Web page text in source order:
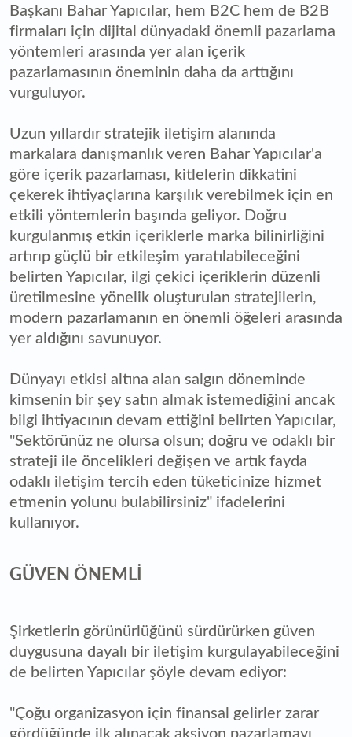
Başkanı Bahar Yapıcılar, hem B2C hem de B2B
firmaları için dijital dünyadaki önemli pazarlama
yöntemleri arasında yer alan içerik
pazarlamasının öneminin daha da arttığını
vurguluyor.
Uzun yıllardır stratejik iletişim alanında
markalara danışmanlık veren Bahar Yapıcılar'a
göre içerik pazarlaması, kitlelerin dikkatini
çekerek ihtiyaçlarına karşılık verebilmek için en
etkili yöntemlerin başında geliyor. Doğru
kurgulanmış etkin içeriklerle marka bilinirliğini
artırıp güçlü bir etkileşim yaratılabileceğini
belirten Yapıcılar, ilgi çekici içeriklerin düzenli
üretilmesine yönelik oluşturulan stratejilerin,
modern pazarlamanın en önemli öğeleri arasında
yer aldığını savunuyor.
Dünyayı etkisi altına alan salgın döneminde
kimsenin bir şey satın almak istemediğini ancak
bilgi ihtiyacının devam ettiğini belirten Yapıcılar,
"Sektörünüz ne olursa olsun; doğru ve odaklı bir
strateji ile öncelikleri değişen ve artık fayda
odaklı iletişim tercih eden tüketicinize hizmet
etmenin yolunu bulabilirsiniz" ifadelerini
kullanıyor.
GÜVEN ÖNEMLİ
Şirketlerin görünürlüğünü sürdürürken güven
duygusuna dayalı bir iletişim kurgulayabileceğini
de belirten Yapıcılar şöyle devam ediyor:
"Çoğu organizasyon için finansal gelirler zarar